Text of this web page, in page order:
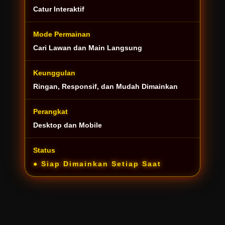
Catur Interaktif
Mode Permainan
Cari Lawan dan Main Langsung
Keunggulan
Ringan, Responsif, dan Mudah Dimainkan
Perangkat
Desktop dan Mobile
Status
● Siap Dimainkan Setiap Saat